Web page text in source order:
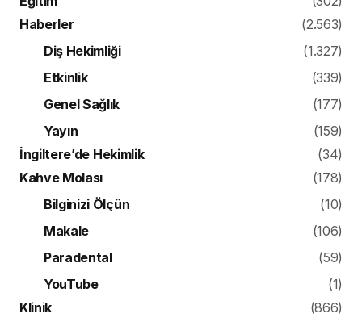
Haberler
(2.563)
Diş Hekimliği
(1.327)
Etkinlik
(339)
Genel Sağlık
(177)
Yayın
(159)
İngiltere’de Hekimlik
(34)
Kahve Molası
(178)
Bilginizi Ölçün
(10)
Makale
(106)
Paradental
(59)
YouTube
(1)
Klinik
(866)